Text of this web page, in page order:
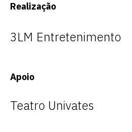
Realização
3LM Entretenimento
Apoio
Teatro Univates